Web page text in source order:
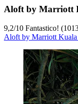
Aloft by Marriott
9,2/10 Fantastico!
Aloft by Marriott Kuala